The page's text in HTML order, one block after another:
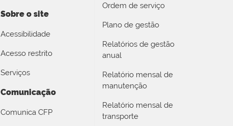
Sobre o site
Acessibilidade
Acesso restrito
Serviços
Comunicação
Comunica CFP
Ordem de serviço
Plano de gestão
Relatórios de gestão
anual
Relatório mensal de
manutenção
Relatório mensal de
transporte